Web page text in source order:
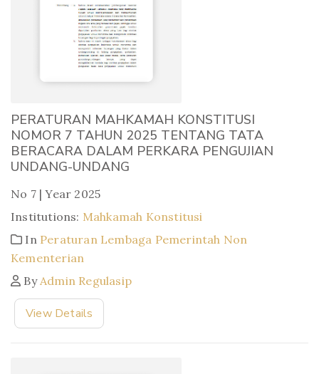
PERATURAN MAHKAMAH KONSTITUSI
NOMOR 7 TAHUN 2025 TENTANG TATA
BERACARA DALAM PERKARA PENGUJIAN
UNDANG-UNDANG
No 7 | Year 2025
Institutions: Mahkamah Konstitusi
In Peraturan Lembaga Pemerintah Non
Kementerian
ByAdmin Regulasip
View Details